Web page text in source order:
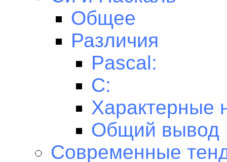
Общее
Различия
Pascal:
C:
Характерные
Общий вывод
Современные